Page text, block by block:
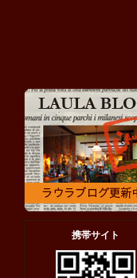
携帯サイト